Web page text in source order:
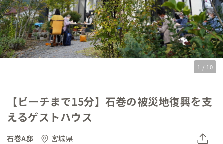
1 / 10
【ビーチまで15分】石巻の被災地復興を支
えるゲストハウス
石巻A邸 宮城県